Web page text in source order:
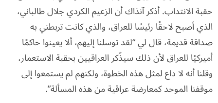
حقبة الانتداب. أذكر آنذاك أن الزعيم الكردي جلال طالباني،
الذي أصبح لاحقًا رئيسًا للعراق، والذي كانت تربطني به
صداقة قديمة، قال لي “لقد توسلنا إليهم، ألا يعينوا حاكمًا
أميركيًا للعراق لأن ذلك سيذّكر العراقيين بحقبة الاستعمار،
وقلنا أنه لا داع لمثل هذه الخطوة، ولكنهم لم يستمعوا إلى
موقفنا الموحد كمعارضة عراقية من هذه المسألة”.